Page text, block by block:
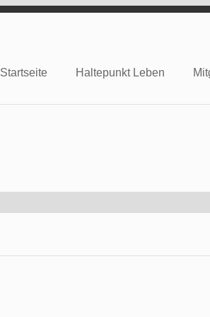
Startseite Haltepunkt Leben